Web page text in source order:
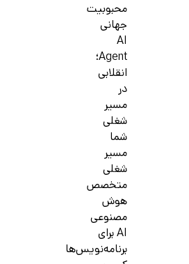
محبوبیت
جهانی
AI
Agent؛
انقلابی
در
مسیر
شغلی
شما
مسیر
شغلی
متخصص
هوش
مصنوعی
AI برای
برنامه‌نویس‌ها